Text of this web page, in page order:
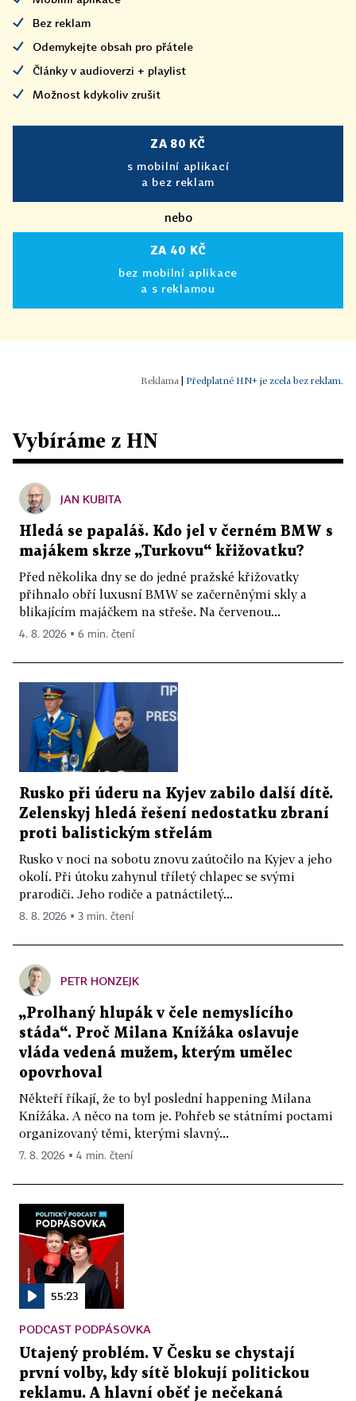
Bez reklam
Odemykejte obsah pro přátele
Články v audioverzi + playlist
Možnost kdykoliv zrušit
ZA 80 KČ
s mobilní aplikací
a bez reklam
nebo
ZA 40 KČ
bez mobilní aplikace
a s reklamou
Předplatné HN+ je zcela bez reklam.
Vybíráme z HN
JAN KUBITA
Hledá se papaláš. Kdo jel v černém BMW s
majákem skrze „Turkovu“ křižovatku?
Před několika dny se do jedné pražské křižovatky
přihnalo obří luxusní BMW se začerněnými skly a
blikajícím majáčkem na střeše. Na červenou...
4. 8. 2026 ▪ 6 min. čtení
Rusko při úderu na Kyjev zabilo další dítě.
Zelenskyj hledá řešení nedostatku zbraní
proti balistickým střelám
Rusko v noci na sobotu znovu zaútočilo na Kyjev a jeho
okolí. Při útoku zahynul tříletý chlapec se svými
prarodiči. Jeho rodiče a patnáctiletý...
8. 8. 2026 ▪ 3 min. čtení
PETR HONZEJK
„Prolhaný hlupák v čele nemyslícího
stáda“. Proč Milana Knížáka oslavuje
vláda vedená mužem, kterým umělec
opovrhoval
Někteří říkají, že to byl poslední happening Milana
Knížáka. A něco na tom je. Pohřeb se státními poctami
organizovaný těmi, kterými slavný...
7. 8. 2026 ▪ 4 min. čtení
55:23
PODCAST PODPÁSOVKA
Utajený problém. V Česku se chystají
první volby, kdy sítě blokují politickou
reklamu. A hlavní oběť je nečekaná